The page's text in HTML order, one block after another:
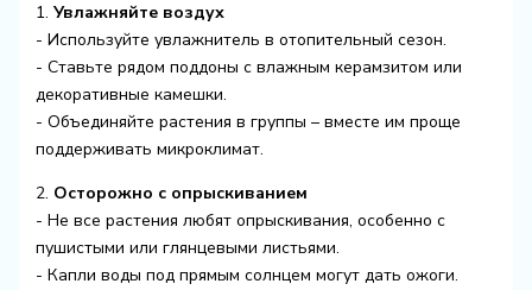
1. Увлажняйте воздух
- Используйте увлажнитель в отопительный сезон.
- Ставьте рядом поддоны с влажным керамзитом или
декоративные камешки.
- Объединяйте растения в группы – вместе им проще
поддерживать микроклимат.
2. Осторожно с опрыскиванием
- Не все растения любят опрыскивания, особенно с
пушистыми или глянцевыми листьями.
- Капли воды под прямым солнцем могут дать ожоги.